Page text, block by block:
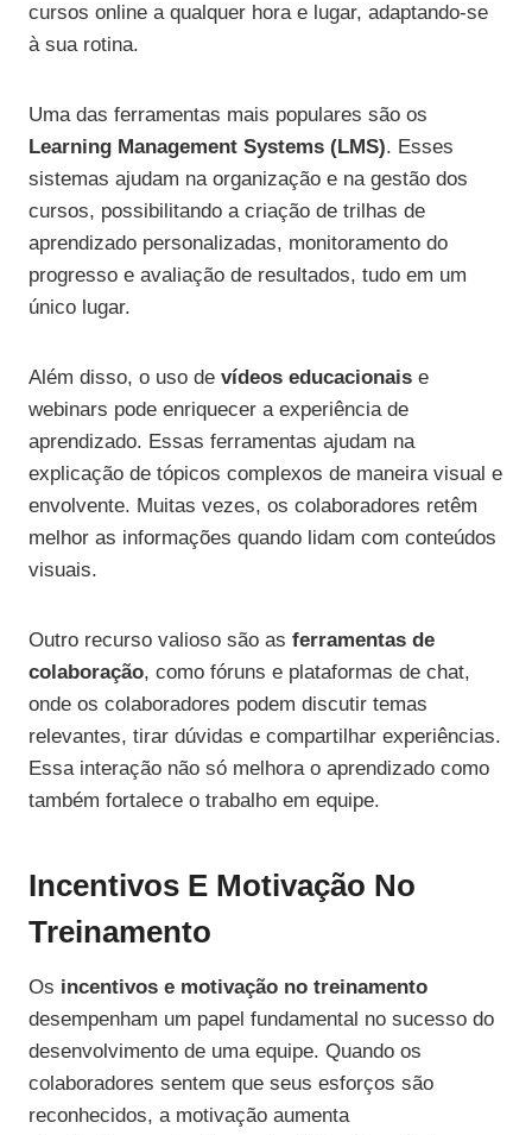
cursos online a qualquer hora e lugar, adaptando-se
à sua rotina.
Uma das ferramentas mais populares são os
Learning Management Systems (LMS). Esses
sistemas ajudam na organização e na gestão dos
cursos, possibilitando a criação de trilhas de
aprendizado personalizadas, monitoramento do
progresso e avaliação de resultados, tudo em um
único lugar.
Além disso, o uso de vídeos educacionais e
webinars pode enriquecer a experiência de
aprendizado. Essas ferramentas ajudam na
explicação de tópicos complexos de maneira visual e
envolvente. Muitas vezes, os colaboradores retêm
melhor as informações quando lidam com conteúdos
visuais.
Outro recurso valioso são as ferramentas de
colaboração, como fóruns e plataformas de chat,
onde os colaboradores podem discutir temas
relevantes, tirar dúvidas e compartilhar experiências.
Essa interação não só melhora o aprendizado como
também fortalece o trabalho em equipe.
Incentivos E Motivação No
Treinamento
Os incentivos e motivação no treinamento
desempenham um papel fundamental no sucesso do
desenvolvimento de uma equipe. Quando os
colaboradores sentem que seus esforços são
reconhecidos, a motivação aumenta